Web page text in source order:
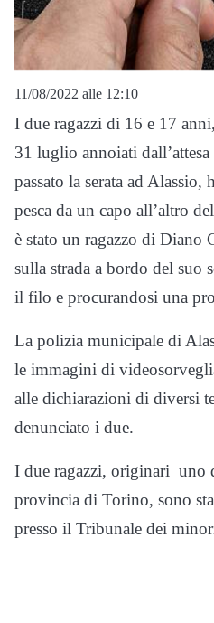
11/08/2022 alle 12:10
I due ragazzi di 16 e 17
31 luglio annoiati
passato la serata ad
pesca da un capo all’altro
è stato un ragazzo di Diano
sulla strada a bordo del suo
il filo e procurandosi una
La polizia municipale di
le immagini di
alle dichiarazioni di diversi
denunciato i due.
I due ragazzi, originari uno
provincia di Torino, sono
presso il Tribunale dei